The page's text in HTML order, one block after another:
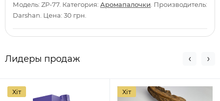
Модель: ZP-77. Категория: Аромапалочки . Производитель:
Darshan. Цена: 30 грн.
Лидеры продаж
Хіт Хіт